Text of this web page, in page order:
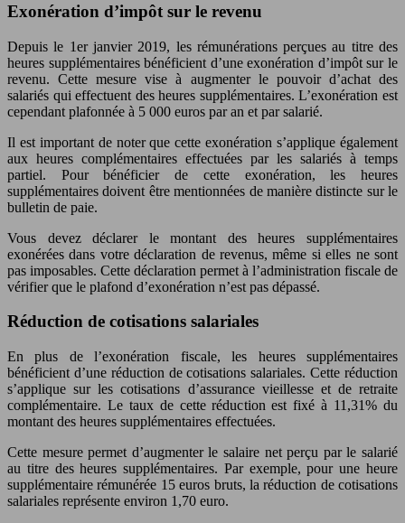
Exonération d’impôt sur le revenu
Depuis le 1er janvier 2019, les rémunérations perçues au titre des
heures supplémentaires bénéficient d’une exonération d’impôt sur le
revenu. Cette mesure vise à augmenter le pouvoir d’achat des
salariés qui effectuent des heures supplémentaires. L’exonération est
cependant plafonnée à 5 000 euros par an et par salarié.
Il est important de noter que cette exonération s’applique également
aux heures complémentaires effectuées par les salariés à temps
partiel. Pour bénéficier de cette exonération, les heures
supplémentaires doivent être mentionnées de manière distincte sur le
bulletin de paie.
Vous devez déclarer le montant des heures supplémentaires
exonérées dans votre déclaration de revenus, même si elles ne sont
pas imposables. Cette déclaration permet à l’administration fiscale de
vérifier que le plafond d’exonération n’est pas dépassé.
Réduction de cotisations salariales
En plus de l’exonération fiscale, les heures supplémentaires
bénéficient d’une réduction de cotisations salariales. Cette réduction
s’applique sur les cotisations d’assurance vieillesse et de retraite
complémentaire. Le taux de cette réduction est fixé à 11,31% du
montant des heures supplémentaires effectuées.
Cette mesure permet d’augmenter le salaire net perçu par le salarié
au titre des heures supplémentaires. Par exemple, pour une heure
supplémentaire rémunérée 15 euros bruts, la réduction de cotisations
salariales représente environ 1,70 euro.